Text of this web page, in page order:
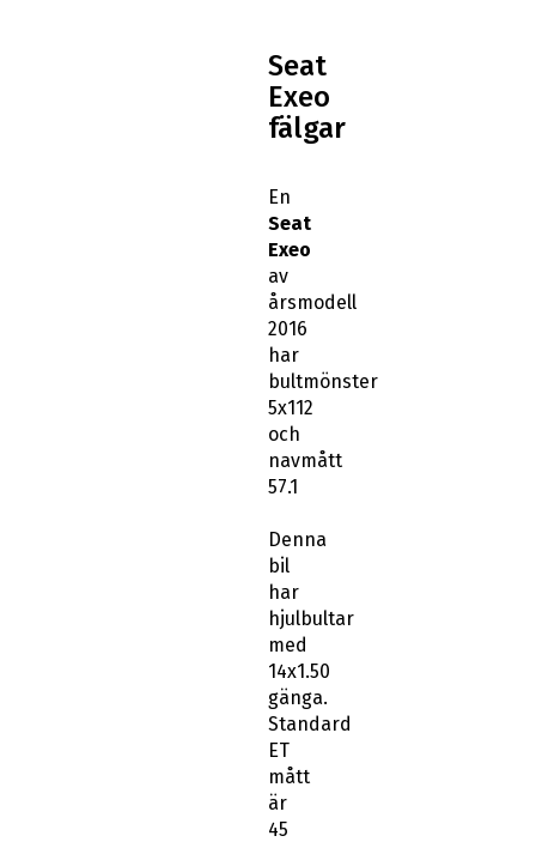
Seat
Exeo
fälgar
En
Seat
Exeo
av
årsmodell
2016
har
bultmönster
5x112
och
navmått
57.1
Denna
bil
har
hjulbultar
med
14x1.50
gänga.
Standard
ET
mått
är
45